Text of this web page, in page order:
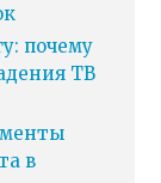
почему
ТВ
в